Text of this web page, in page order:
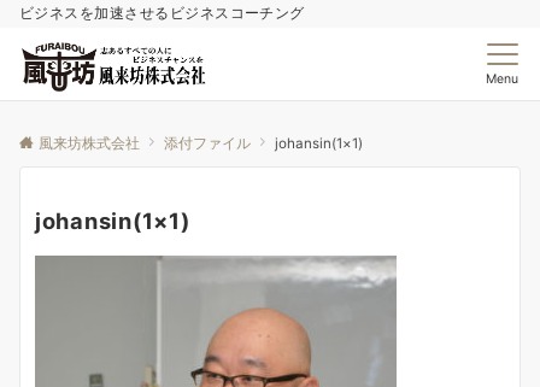
ビジネスを加速させるビジネスコーチング
Menu
風来坊株式会社 添付ファイル johansin(1×1)
johansin(1×1)